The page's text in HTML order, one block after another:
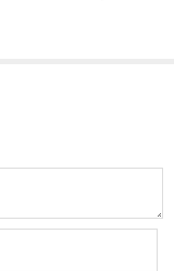
Latitude
FHD IPS